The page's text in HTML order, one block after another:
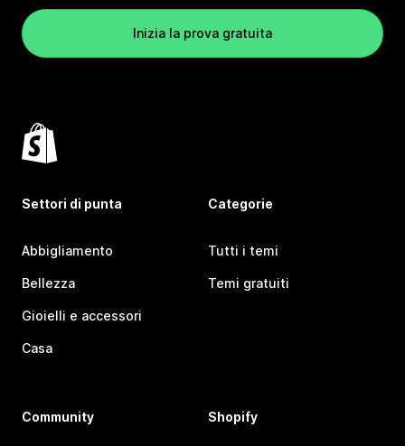
Inizia la prova gratuita
Settori di punta
Abbigliamento
Bellezza
Gioielli e accessori
Casa
Categorie
Tutti i temi
Temi gratuiti
Community Shopify